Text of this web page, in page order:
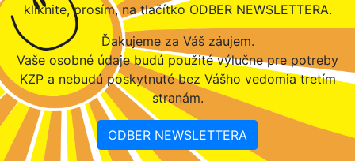
kliknite, prosím, na tlačítko ODBER NEWSLETTERA.
Ďakujeme za Váš záujem.
Vaše osobné údaje budú použité výlučne pre potreby
KZP a nebudú poskytnuté bez Vášho vedomia tretím
stranám.
ODBER NEWSLETTERA